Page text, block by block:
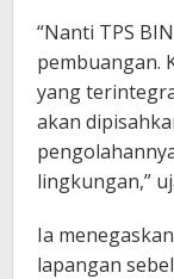
“Nanti TPS
pembuangan.
yang
akan
lingkungan,”
Ia
lapangan